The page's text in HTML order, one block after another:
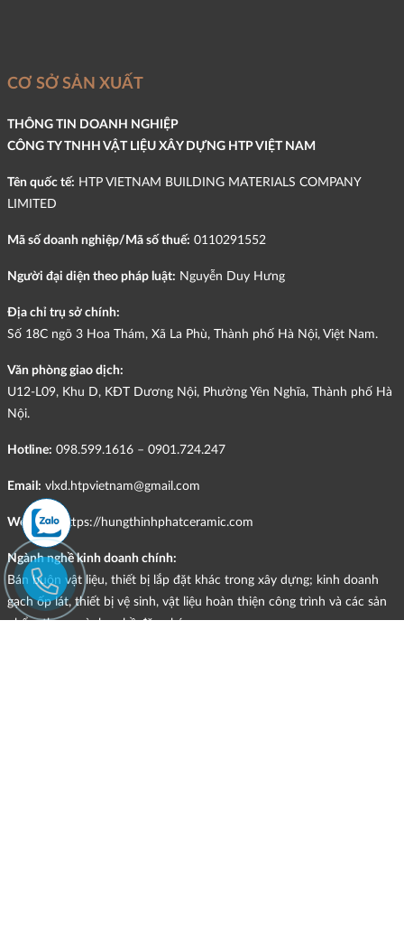
CƠ SỞ SẢN XUẤT
THÔNG TIN DOANH NGHIỆP
CÔNG TY TNHH VẬT LIỆU XÂY DỰNG HTP VIỆT NAM
Tên quốc tế: HTP VIETNAM BUILDING MATERIALS COMPANY
LIMITED
Mã số doanh nghiệp/Mã số thuế: 0110291552
Người đại diện theo pháp luật: Nguyễn Duy Hưng
Địa chỉ trụ sở chính:
Số 18C ngõ 3 Hoa Thám, Xã La Phù, Thành phố Hà Nội, Việt Nam.
Văn phòng giao dịch:
U12-L09, Khu D, KĐT Dương Nội, Phường Yên Nghĩa, Thành phố Hà
Nội.
Hotline: 098.599.1616 – 0901.724.247
Email: vlxd.htpvietnam@gmail.com
Website: https://hungthinhphatceramic.com
Ngành nghề kinh doanh chính:
Bán buôn vật liệu, thiết bị lắp đặt khác trong xây dựng; kinh doanh
gạch ốp lát, thiết bị vệ sinh, vật liệu hoàn thiện công trình và các sản
phẩm theo ngành nghề đăng ký.